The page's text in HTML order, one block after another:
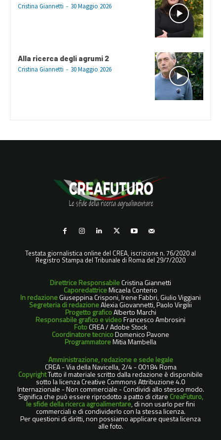
Cristina Giannetti - 30 Maggio 2026
Alla ricerca degli agrumi 2
Cristina Giannetti - 30 Maggio 2026
Testata giornalistica online del CREA, iscrizione n. 76/2020 al
Registro Stampa del Tribunale di Roma del 29/7/2020
Direttrice ResponsabileCristina Giannetti
CaporedattriceMicaela Conterio
In redazioneGiuseppina Crisponi, Irene Fabbri, Giulio Viggiani
Segreteria di redazioneAlexia Giovannetti, Paolo Virgilii
Progetto graficoAlberto Marchi
Responsabile grafico e videoFrancesco Ambrosini
FotoCREA / Adobe Stock
Coordinatore tecnicoDomenico Pavone
ProgrammatoreMitia Mambella
Amministrazione, redazione e sede legale
CREA - Via della Navicella, 2/4 - 00184 Roma
CopyrightTutto il materiale scritto dalla redazione è disponibile
sotto la licenza Creative Commons Attribuzione 4.0
Internazionale - Non commerciale - Condividi allo stesso modo.
Significa che può essere riprodotto a patto di citare CreaFuturo,
le sfide della ricerca agroalimentare, di non usarlo per fini
commerciali e di condividerlo con la stessa licenza.
Per questioni di diritti, non possiamo applicare questa licenza
alle foto.